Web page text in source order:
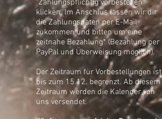
"Zahlungspflichtig vorbestellen"
klicken. Im Anschlus lassen wir dir
die Zahlungsdaten per E-Mail
zukommen und bitten um eine
zeitnahe Bezahlung* (Bezahlung per
PayPal und Überweisung möglich).
Der Zeitraum für Vorbestellungen ist
bis zum 15.12. begrenzt. Ab diesem
Zeitraum werden die Kalender von
uns versendet.